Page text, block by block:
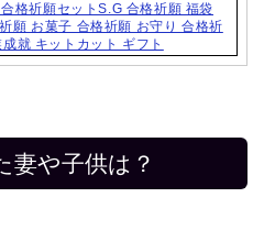
格祈願セットS.G 合格祈願 福袋
願 お菓子 合格祈願 お守り 合格祈
就 キットカット ギフト
妻や子供は？